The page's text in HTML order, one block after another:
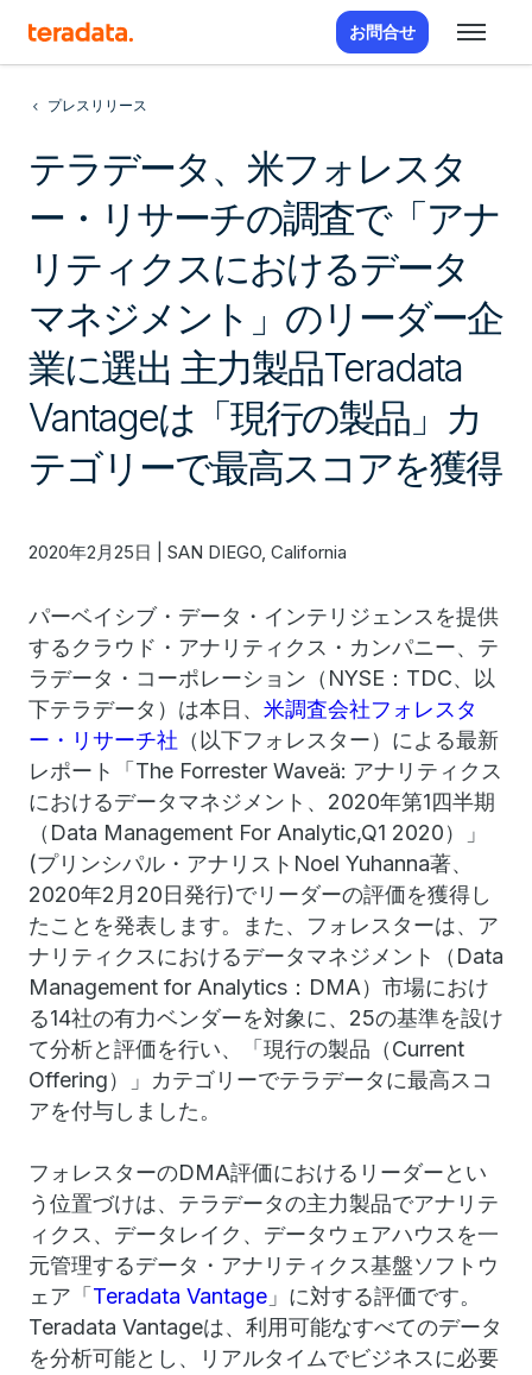
お問合せ
プレスリリース
テラデータ、米フォレスタ
ー・リサーチの調査で「アナ
リティクスにおけるデータ
マネジメント」のリーダー企
業に選出 主力製品Teradata
Vantageは「現行の製品」カ
テゴリーで最高スコアを獲得
2020年2月25日 | SAN DIEGO, California
パーベイシブ・データ・インテリジェンスを提供
するクラウド・アナリティクス・カンパニー、テ
ラデータ・コーポレーション（NYSE：TDC、以
下テラデータ）は本日、 米調査会社フォレスタ
ー・リサーチ社 （以下フォレスター）による最新
レポート「The Forrester Waveä: アナリティクス
におけるデータマネジメント、2020年第1四半期
（Data Management For Analytic,Q1 2020）」
(プリンシパル・アナリストNoel Yuhanna著、
2020年2月20日発行)でリーダーの評価を獲得し
たことを発表します。また、フォレスターは、ア
ナリティクスにおけるデータマネジメント（Data
Management for Analytics：DMA）市場におけ
る14社の有力ベンダーを対象に、25の基準を設け
て分析と評価を行い、「現行の製品（Current
Offering）」カテゴリーでテラデータに最高スコ
アを付与しました。
フォレスターのDMA評価におけるリーダーとい
う位置づけは、テラデータの主力製品でアナリテ
ィクス、データレイク、データウェアハウスを一
元管理するデータ・アナリティクス基盤ソフトウ
ェア「 Teradata Vantage 」に対する評価です。
Teradata Vantageは、利用可能なすべてのデータ
を分析可能とし、リアルタイムでビジネスに必要